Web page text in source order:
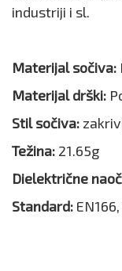
industriji i sl.
Materijal sočiva:
Materijal drški:
Stil sočiva:
Težina: 21.65g
Dielektrične
Standard: